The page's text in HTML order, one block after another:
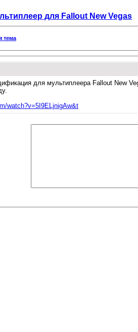
для Fallout New Vegas
тема
для мультиплеера Fallout New
watch?v=5I9ELjnigAw&t